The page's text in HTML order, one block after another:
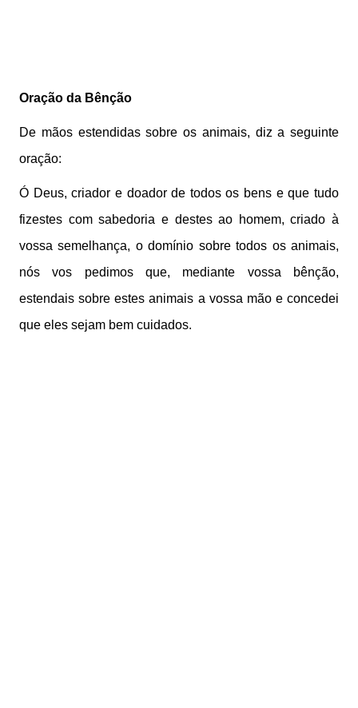
Oração da Bênção
De mãos estendidas sobre os animais, diz a seguinte
oração:
Ó Deus, criador e doador de todos os bens e que tudo
fizestes com sabedoria e destes ao homem, criado à
vossa semelhança, o domínio sobre todos os animais,
nós vos pedimos que, mediante vossa bênção,
estendais sobre estes animais a vossa mão e concedei
que eles sejam bem cuidados.